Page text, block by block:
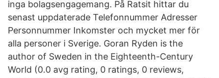
inga bolagsengagemang. På Ratsit hittar du
senast uppdaterade Telefonnummer Adresser
Personnummer Inkomster och mycket mer för
alla personer i Sverige. Goran Ryden is the
author of Sweden in the Eighteenth-Century
World (0.0 avg rating, 0 ratings, 0 reviews,